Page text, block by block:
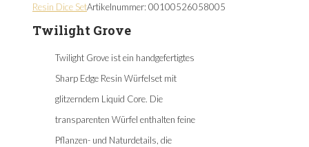
Resin Dice SetArtikelnummer: 00100526058005
Twilight Grove
Twilight Grove ist ein handgefertigtes
Sharp Edge Resin Würfelset mit
glitzerndem Liquid Core. Die
transparenten Würfel enthalten feine
Pflanzen- und Naturdetails, die